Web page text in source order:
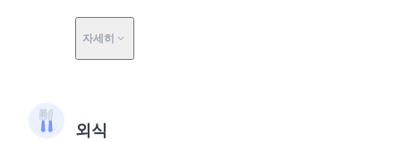
자세히
외식